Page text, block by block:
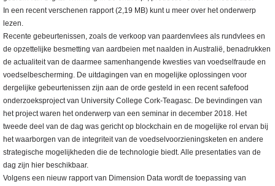
In een recent verschenen rapport (2,19 MB) kunt u meer over het onderwerp
lezen.
Recente gebeurtenissen, zoals de verkoop van paardenvlees als rundvlees en
de opzettelijke besmetting van aardbeien met naalden in Australië, benadrukken
de actualiteit van de daarmee samenhangende kwesties van voedselfraude en
voedselbescherming. De uitdagingen van en mogelijke oplossingen voor
dergelijke gebeurtenissen zijn aan de orde gesteld in een recent safefood
onderzoeksproject van University College Cork-Teagasc. De bevindingen van
het project waren het onderwerp van een seminar in december 2018. Het
tweede deel van de dag was gericht op blockchain en de mogelijke rol ervan bij
het waarborgen van de integriteit van de voedselvoorzieningsketen en andere
strategische mogelijkheden die de technologie biedt. Alle presentaties van de
dag zijn hier beschikbaar.
Volgens een nieuw rapport van Dimension Data wordt de toepassing van